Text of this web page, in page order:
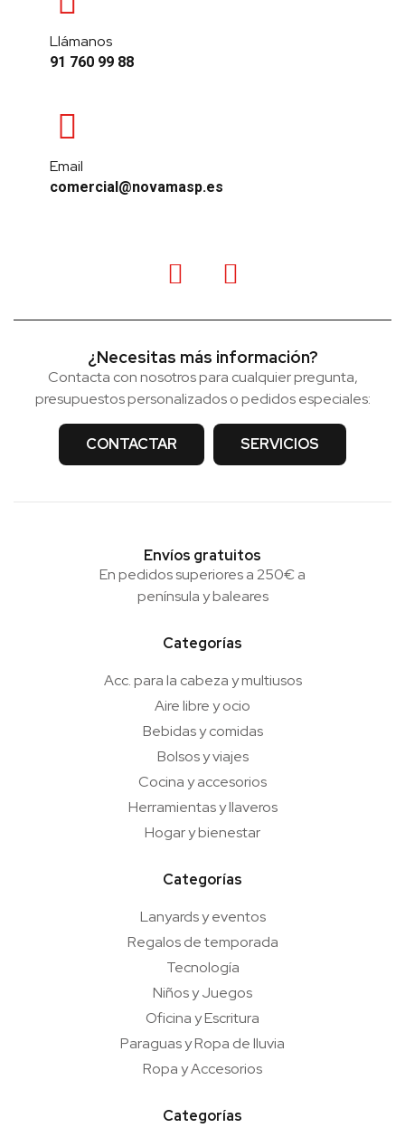
Llámanos
91 760 99 88
Email
comercial@novamasp.es
¿Necesitas más información?
Contacta con nosotros para cualquier pregunta,
presupuestos personalizados o pedidos especiales:
CONTACTAR SERVICIOS
Envíos gratuitos
En pedidos superiores a 250€ a
península y baleares
Categorías
Acc. para la cabeza y multiusos
Aire libre y ocio
Bebidas y comidas
Bolsos y viajes
Cocina y accesorios
Herramientas y llaveros
Hogar y bienestar
Categorías
Lanyards y eventos
Regalos de temporada
Tecnología
Niños y Juegos
Oficina y Escritura
Paraguas y Ropa de lluvia
Ropa y Accesorios
Categorías